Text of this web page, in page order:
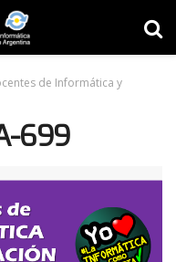
de Informática y
699